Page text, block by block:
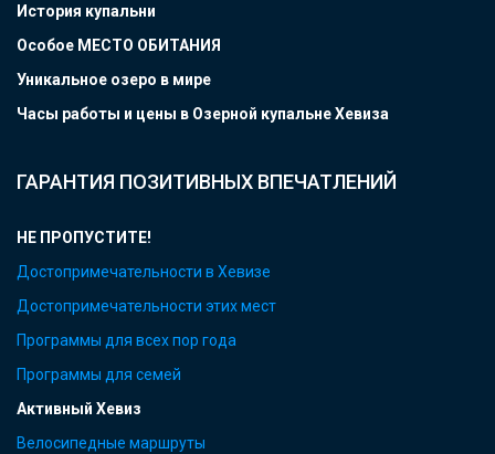
История купальни
Особое МЕСТО ОБИТАНИЯ
Уникальное озеро в мире
Часы работы и цены в Озерной купальне Хевиза
ГАРАНТИЯ ПОЗИТИВНЫХ ВПЕЧАТЛЕНИЙ
НЕ ПРОПУСТИТЕ!
Достопримечательности в Хевизе
Достопримечательности этих мест
Программы для всех пор года
Программы для семей
Активный Хевиз
Велосипедные маршруты